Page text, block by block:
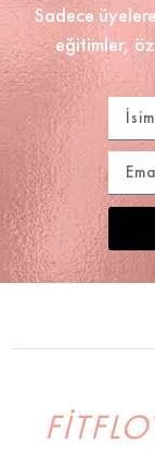
Sadece
eğitimler,